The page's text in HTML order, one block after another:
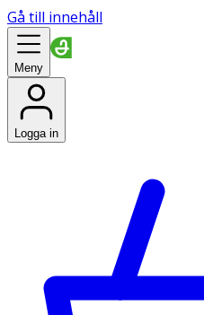
Gå till innehåll
Meny
Logga in